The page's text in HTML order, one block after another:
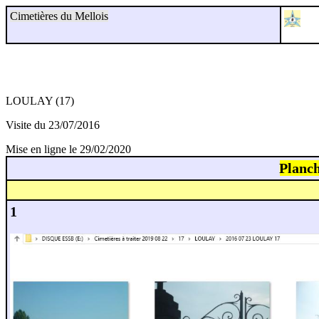
Cimetières du Mellois
LOULAY (17)
Visite du 23/07/2016
Mise en ligne le 29/02/2020
1